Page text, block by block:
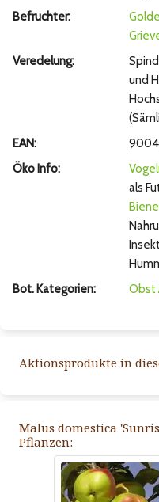
Befruchter:
Veredelung:
und
EAN:
Öko Info:
als
Bot. Kategorien:
Obst
Aktionsprodukte in
Malus domestica
Pflanzen: